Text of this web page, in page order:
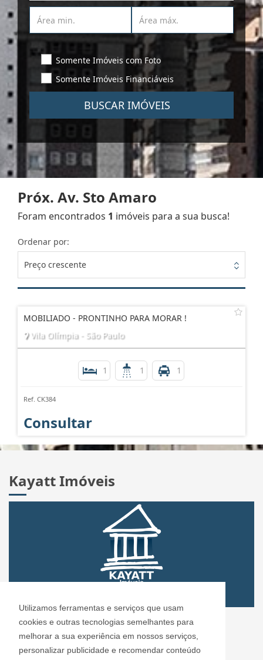
Utilizamos ferramentas e serviços que usam
cookies e outras tecnologias semelhantes para
melhorar a sua experiência em nossos serviços,
personalizar publicidade e recomendar conteúdo
Somente Imóveis com Foto
Somente Imóveis Financiáveis
BUSCAR IMÓVEIS
Próx. Av. Sto Amaro
Foram encontrados 1 imóveis para a sua busca!
Ordenar por:
Preço crescente
MOBILIADO - PRONTINHO PARA MORAR !
Vila Olímpia - São Paulo
1 1 1
Ref. CK384
Consultar
Kayatt Imóveis
CRECI: 72.304
Informações de Contato